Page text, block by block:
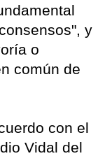
y
o
común de
con el
Vidal del